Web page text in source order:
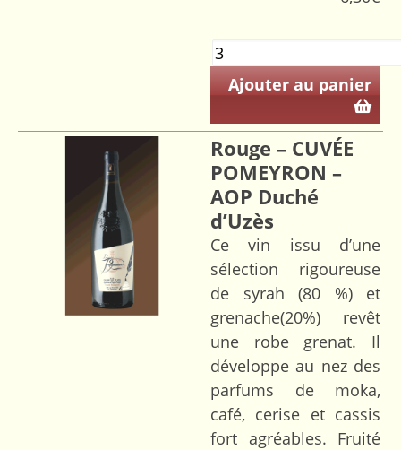
Ajouter au panier
Rouge – CUVÉE
POMEYRON –
AOP Duché
d’Uzès
Ce vin issu d’une
sélection rigoureuse
de syrah (80 %) et
grenache(20%) revêt
une robe grenat. Il
développe au nez des
parfums de moka,
café, cerise et cassis
fort agréables. Fruité